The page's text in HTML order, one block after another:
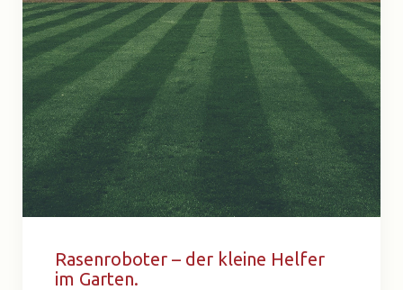
Rasenroboter – der kleine Helfer
im Garten.